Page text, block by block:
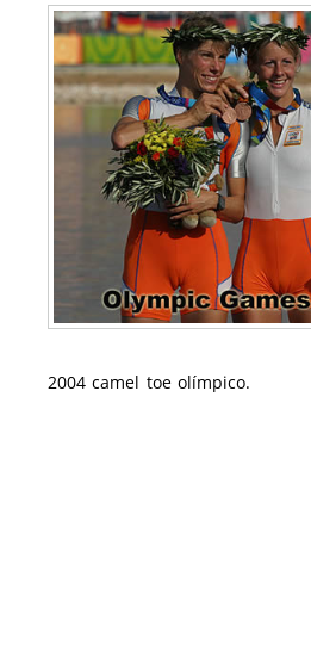
2004 camel toe olímpico.